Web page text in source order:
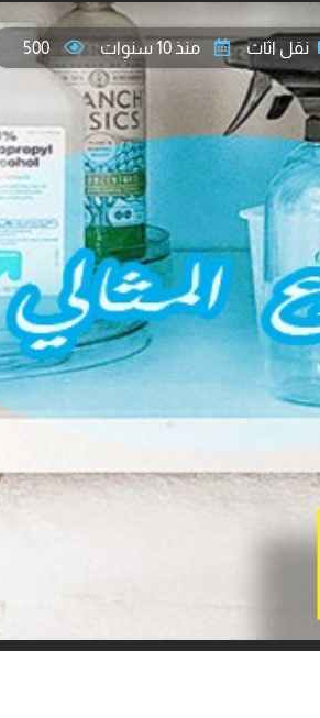
نقل اثاث منذ 10 سنوات